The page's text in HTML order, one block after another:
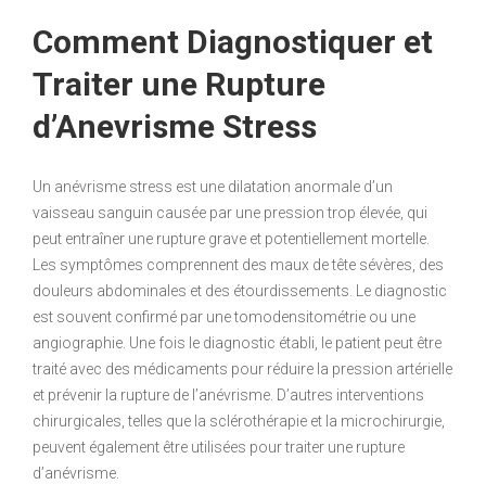
Comment Diagnostiquer et
Traiter une Rupture
d’Anevrisme Stress
Un anévrisme stress est une dilatation anormale d’un
vaisseau sanguin causée par une pression trop élevée, qui
peut entraîner une rupture grave et potentiellement mortelle.
Les symptômes comprennent des maux de tête sévères, des
douleurs abdominales et des étourdissements. Le diagnostic
est souvent confirmé par une tomodensitométrie ou une
angiographie. Une fois le diagnostic établi, le patient peut être
traité avec des médicaments pour réduire la pression artérielle
et prévenir la rupture de l’anévrisme. D’autres interventions
chirurgicales, telles que la sclérothérapie et la microchirurgie,
peuvent également être utilisées pour traiter une rupture
d’anévrisme.